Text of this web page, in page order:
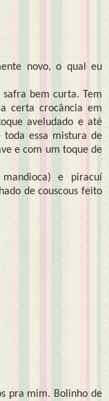
novo, o qual eu
bem curta. Tem
certa crocância em
aveludado e até
essa mistura de
e com um toque de
e piracuí
de couscous feito
pra mim. Bolinho de